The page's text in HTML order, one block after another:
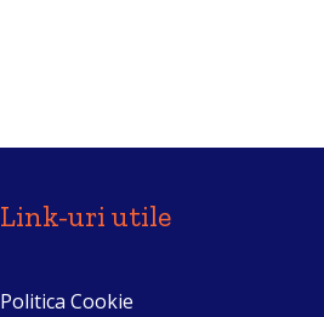
Link-uri utile
Politica Cookie